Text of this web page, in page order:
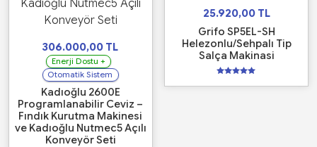
306.000,00 TL
Enerji Dostu +
Otomatik Sistem
Kadıoğlu 2600E
Programlanabilir Ceviz –
Fındık Kurutma Makinesi
ve Kadıoğlu Nutmec5 Açılı
Konveyör Seti
25.920,00 TL
Grifo SP5EL-SH
Helezonlu/Sehpalı Tip
Salça Makinasi
üzerinden